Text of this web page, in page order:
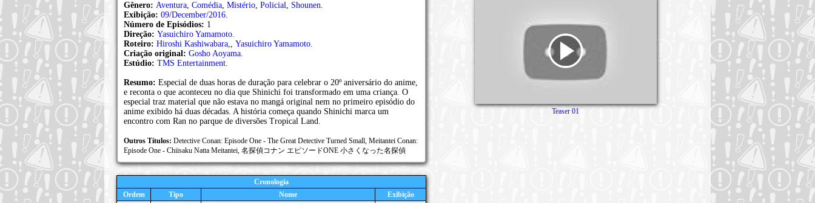
Gênero: Aventura, Comédia, Mistério, Policial, Shounen.
Exibição: 09/December/2016.
Número de Episódios: 1
Direção: Yasuichiro Yamamoto.
Roteiro: Hiroshi Kashiwabara,, Yasuichiro Yamamoto.
Criação original: Gosho Aoyama.
Estúdio: TMS Entertainment.
Resumo: Especial de duas horas de duração para celebrar o 20º aniversário do anime,
e reconta o que aconteceu no dia que Shinichi foi transformado em uma criança. O
especial traz material que não estava no mangá original nem no primeiro episódio do
anime exibido há duas décadas. A história começa quando Shinichi marca um
encontro com Ran no parque de diversões Tropical Land.
Outros Títulos: Detective Conan: Episode One - The Great Detective Turned Small, Meitantei Conan:
Episode One - Chiisaku Natta Meitantei, 名探偵コナン エピソードONE 小さくなった名探偵
Cronologia
Ordem
Tipo Nome Exibição
Teaser 01